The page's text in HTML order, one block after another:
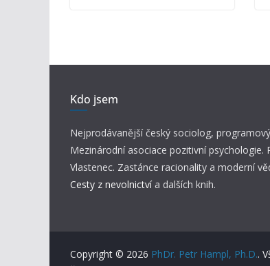
Kdo jsem
Nejprodávanější český sociolog,
Mezinárodní asociace pozitivní psychologie.
Vlastenec. Zastánce racionality a moderní
Cesty z nevolnictví a dalších knih.
Copyright © 2026 PhDr. Petr Hampl, Ph.D..